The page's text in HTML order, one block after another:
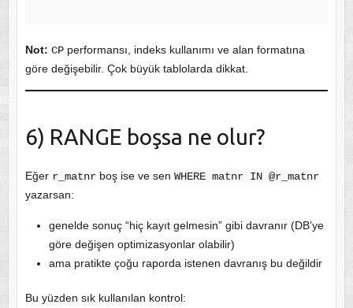
Not: CPperformansı, indeks kullanımı ve alan formatına
göre değişebilir. Çok büyük tablolarda dikkat.
6) RANGE boşsa ne olur?
Eğer r_matnrboş ise ve sen WHERE matnr IN @r_matnr
yazarsan:
genelde sonuç “hiç kayıt gelmesin” gibi davranır (DB’ye
göre değişen optimizasyonlar olabilir)
ama pratikte çoğu raporda istenen davranış bu değildir
Bu yüzden sık kullanılan kontrol: